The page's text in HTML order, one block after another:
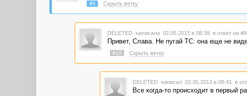
#9 Скрыть ветку
DELETED написала 02.05.2013 в 08:38 в ответ на #9
Привет, Слава. Не пугай ТС: она еще не
#10 Скрыть ветку
DELETED написал 02.05.2013 в 08:41 в
Все когда-то происходит в первый